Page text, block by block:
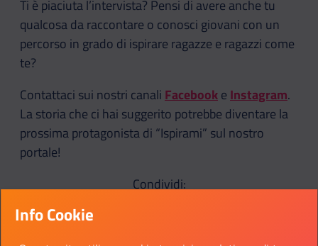
Ti è piaciuta l’intervista? Pensi di avere anche tu
qualcosa da raccontare o conosci giovani con un
percorso in grado di ispirare ragazze e ragazzi come
te?
Contattaci sui nostri canali Facebooke Instagram.
La storia che ci hai suggerito potrebbe diventare la
prossima protagonista di “Ispirami” sul nostro
portale!
Condividi:
Info Cookie